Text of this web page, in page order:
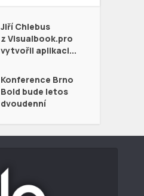
Jiří Chlebus
z Visualbook.pro
vytvořil aplikaci...
Konference Brno
Bold bude letos
dvoudenní